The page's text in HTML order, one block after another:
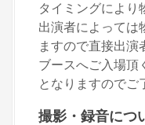
タイミングにより
出演者によっては
ますので直接出演
ブースへご入場頂
となりますのでご
撮影・録音につ